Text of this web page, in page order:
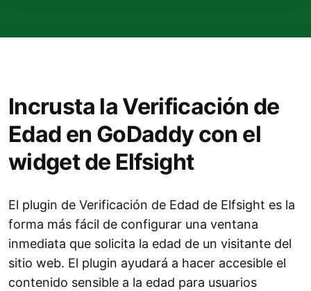
Incrusta la Verificación de
Edad en GoDaddy con el
widget de Elfsight
El plugin de Verificación de Edad de Elfsight es la
forma más fácil de configurar una ventana
inmediata que solicita la edad de un visitante del
sitio web. El plugin ayudará a hacer accesible el
contenido sensible a la edad para usuarios